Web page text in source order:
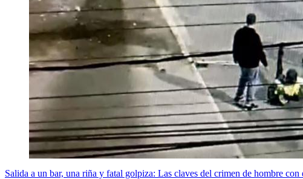
Salida a un bar, una riña y fatal golpiza: Las claves del crimen de hombre